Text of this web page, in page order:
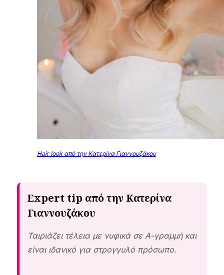
Hair look από την Κατερίνα Γιαννουζάκου
Expert tip από την Κατερίνα
Γιαννουζάκου
Ταιριάζει τέλεια με νυφικά σε Α-γραμμή και
είναι ιδανικό για στρογγυλό πρόσωπο.